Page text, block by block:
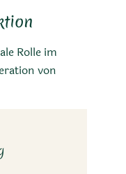
Rolle im
von